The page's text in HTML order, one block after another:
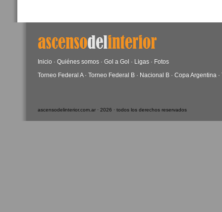
Inicio · Quiénes somos · Gol a Gol · Ligas · Fotos
Torneo Federal A· Torneo Federal B · Nacional B · Copa Argentina ·
ascensodelinterior.com.ar · 2026 · todos los derechos reservados